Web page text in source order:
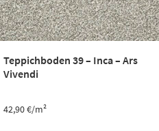
Teppichboden 39 – Inca – Ars
Vivendi
42,90€/m²